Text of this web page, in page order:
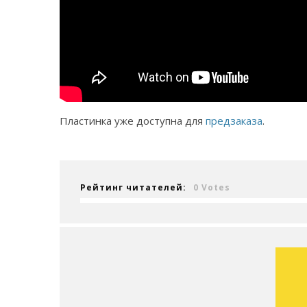
Пластинка уже доступна для предзаказа.
Рейтинг читателей: 0 Votes